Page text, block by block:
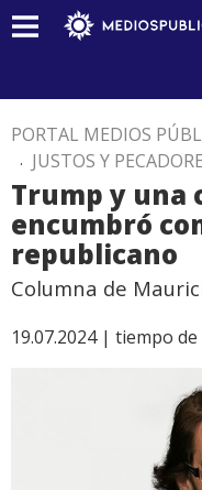
PORTAL MEDIOS
. JUSTOS Y
Trump y una
encumbró
republicano
Columna de
19.07.2024 | tiempo de